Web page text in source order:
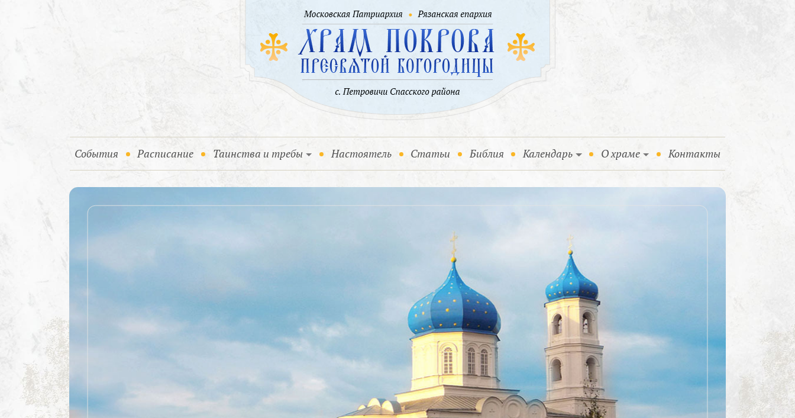
События (current)
Расписание Таинства и требы Настоятель Статьи Библия Календарь О храме Контакты